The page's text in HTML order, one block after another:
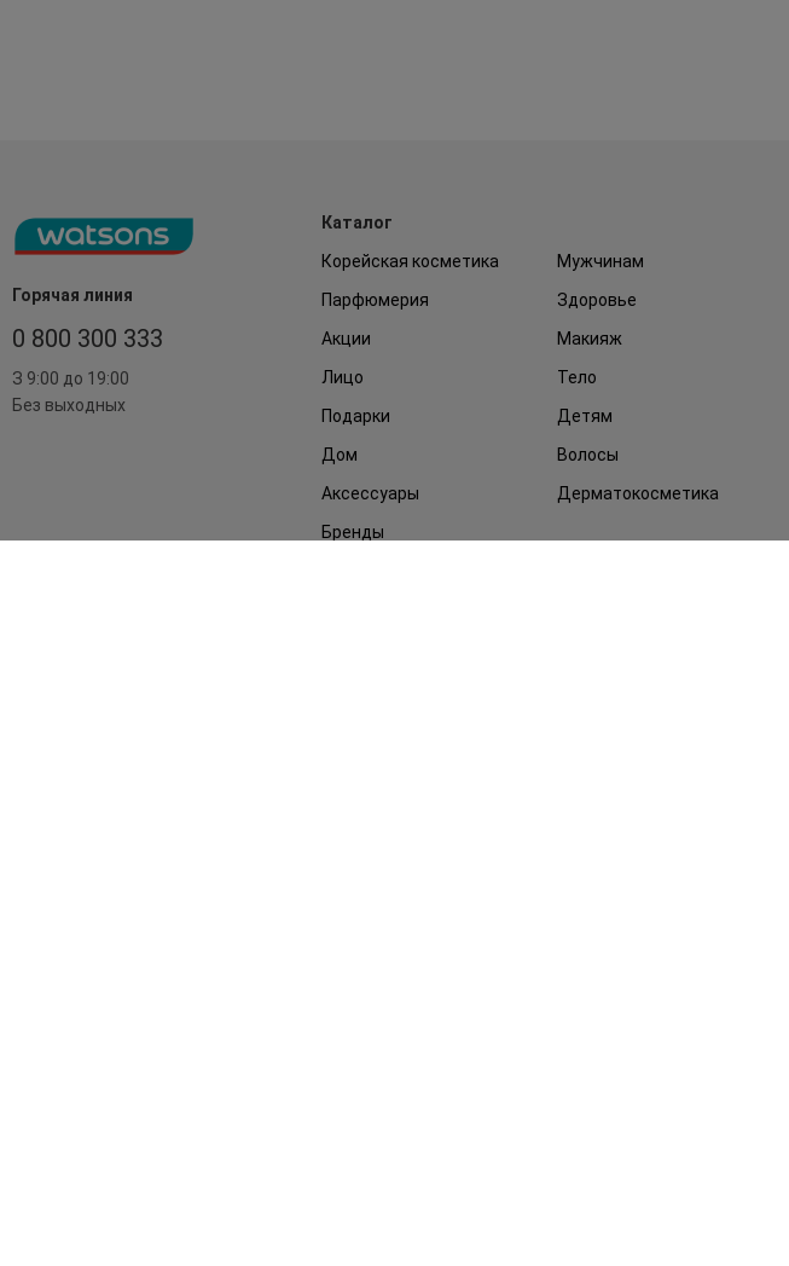
Горячая линия
0 800 300 333
З 9:00 до 19:00
Без выходных
Каталог
Корейская косметика
Мужчинам
Парфюмерия
Здоровье
Акции
Макияж
Лицо
Тело
Подарки
Детям
Дом
Волосы
Аксессуары
Дерматокосметика
Бренды